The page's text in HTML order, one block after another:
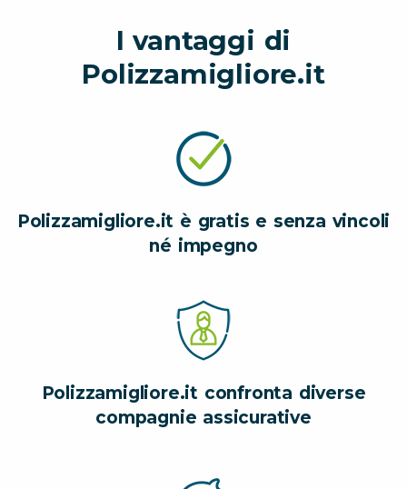
I vantaggi di
Polizzamigliore.it
Polizzamigliore.it è gratis e senza vincoli
né impegno
Polizzamigliore.it confronta diverse
compagnie assicurative